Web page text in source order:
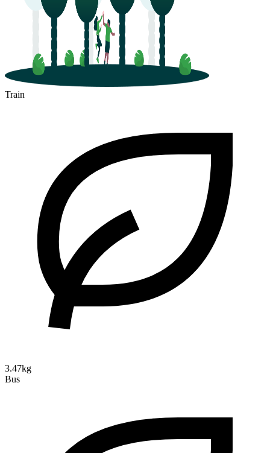
Train
3.47kg
Bus